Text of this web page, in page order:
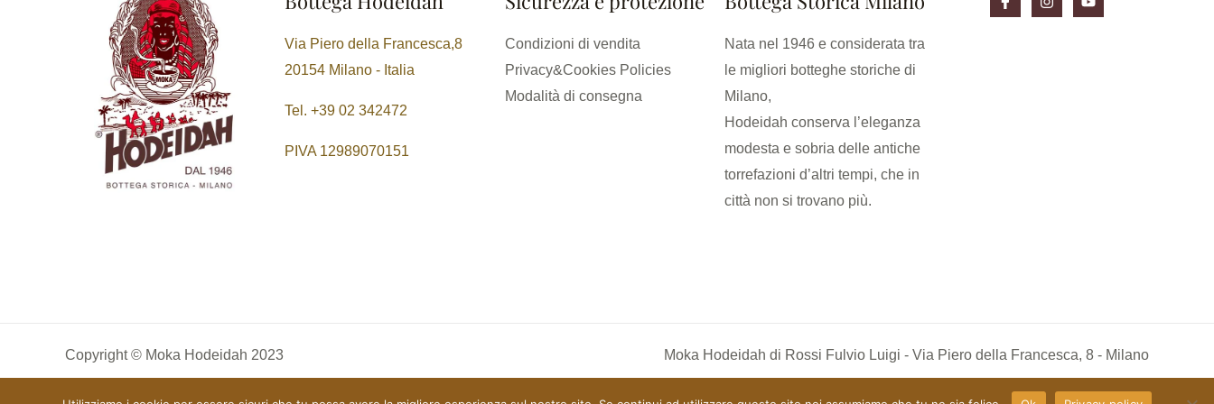
Via Piero della Francesca,8
20154 Milano - Italia
Tel. +39 02 342472
PIVA 12989070151
Condizioni di vendita
Privacy&Cookies Policies
Modalità di consegna
Nata nel 1946 e considerata tra
le migliori botteghe storiche di
Milano,
Hodeidah conserva l’eleganza
modesta e sobria delle antiche
torrefazioni d’altri tempi, che in
città non si trovano più.
Copyright © Moka Hodeidah 2023 Moka Hodeidah di Rossi Fulvio Luigi - Via Piero della Francesca, 8 - Milano